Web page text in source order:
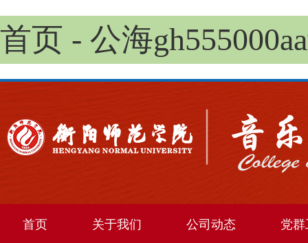
首页 - 公海
首页 关于我们 公司动态 党